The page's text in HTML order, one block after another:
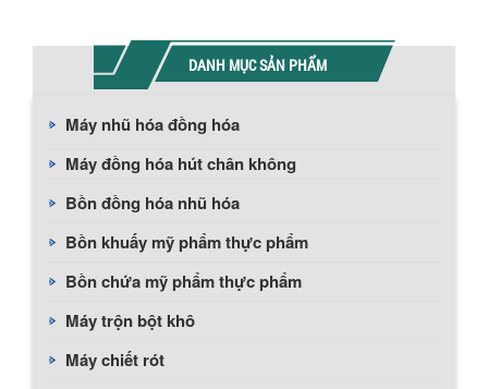
DANH MỤC SẢN PHẨM
Máy nhũ hóa đồng hóa
Máy đồng hóa hút chân không
Bồn đồng hóa nhũ hóa
Bồn khuấy mỹ phẩm thực phẩm
Bồn chứa mỹ phẩm thực phẩm
Máy trộn bột khô
Máy chiết rót